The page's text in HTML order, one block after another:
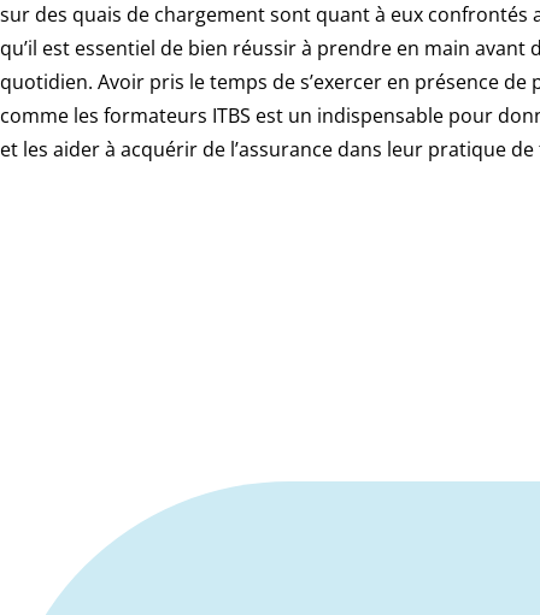
sur des quais de chargement sont quant à eux
qu’il est essentiel de bien réussir à prendre en main avant
quotidien. Avoir pris le temps de s’exercer en présence
comme les formateurs ITBS est un indispensable pour
et les aider à acquérir de l’assurance dans leur pratique